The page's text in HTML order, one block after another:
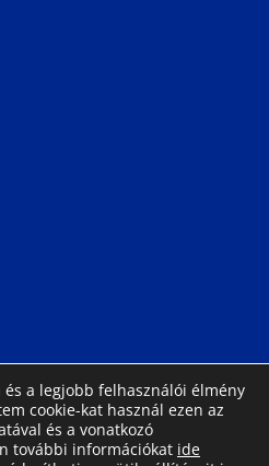
a legjobb felhasználói élmény
cookie-kat használ ezen az
és a vonatkozó
további információkat ide